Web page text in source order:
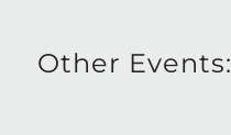
Other Events: